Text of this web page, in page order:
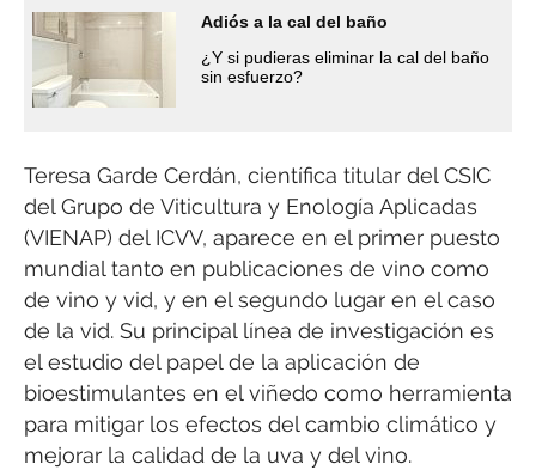
Adiós a la cal del baño
¿Y si pudieras eliminar la cal del baño
sin esfuerzo?
Teresa Garde Cerdán, científica titular del CSIC
del Grupo de Viticultura y Enología Aplicadas
(VIENAP) del ICVV, aparece en el primer puesto
mundial tanto en publicaciones de vino como
de vino y vid, y en el segundo lugar en el caso
de la vid. Su principal línea de investigación es
el estudio del papel de la aplicación de
bioestimulantes en el viñedo como herramienta
para mitigar los efectos del cambio climático y
mejorar la calidad de la uva y del vino.